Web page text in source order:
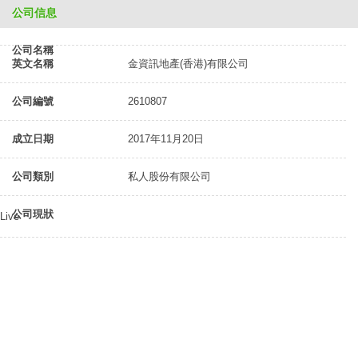
公司信息
公司名稱
英文名稱
金資訊地產(香港)有限公司
公司編號 2610807
成立日期 2017年11月20日
公司類別 私人股份有限公司
公司現狀
Live